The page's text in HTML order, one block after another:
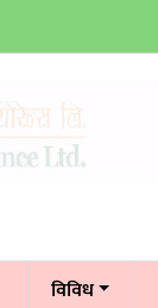
विविध